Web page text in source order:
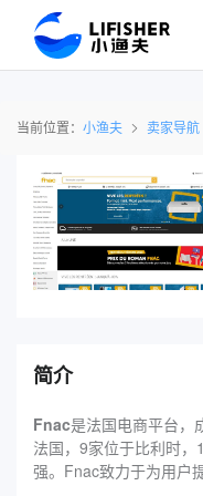
当前位置： 小渔夫 卖家导航
简介
Fnac是法国电商平台，
法国，9家位于比利时
强。Fnac致力于为用户